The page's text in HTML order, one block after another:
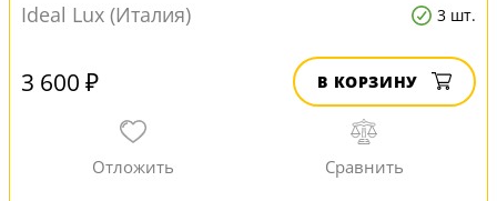
Ideal Lux (Италия)
3 шт.
3 600 ₽ В КОРЗИНУ